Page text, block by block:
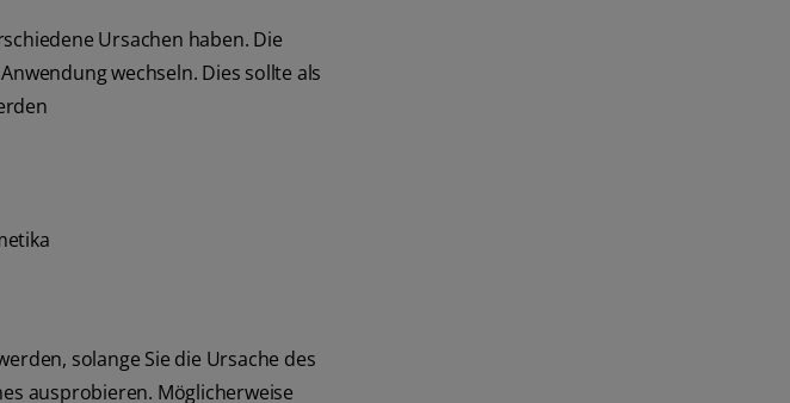
Ursachen haben. Die
wechseln. Dies sollte als
solange Sie die Ursache des
ausprobieren. Möglicherweise